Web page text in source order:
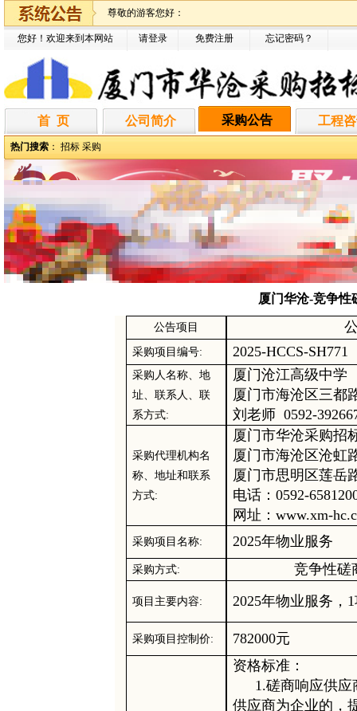
尊敬的游客您好：
您好！欢迎来到本网站 请登录 免费注册 忘记密码？
首 页 公司简介 采购公告 工程
热门搜索 ： 招标 采购
厦门华沧-竞争性
公告项目
采购项目编号: 2025-HCCS-SH771
采购人名称、地
址、 联系人、联
系方式:
厦门沧江高级中学
厦门市海沧区三都
刘老师 0592-
采购代理机构名
称、地址和联系
方式:
厦门市华沧采购招
厦门市海沧区沧虹
厦门市思明区莲岳
电话： 0592-
网址： www.xm-
采购项目名称: 2025年物业服务
采购方式: 竞争性磋
项目主要内容: 2025年物业服务 ，
采购项目控制价: 782000元
资格标准：
1.磋商响应供
供应商为企业的，